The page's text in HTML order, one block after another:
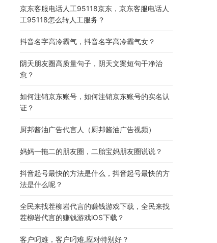
京东客服电话人工95118京东，京东客服电话人
工95118怎么转人工服务？
抖音名字高冷霸气，抖音名字高冷霸气女？
阴天朋友圈高质量句子，阴天文案短句干净治
愈？
如何注销京东账号，如何注销京东账号的实名认
证？
厨邦酱油广告代言人（厨邦酱油广告视频）
妈妈一拖二的朋友圈，二胎宝妈朋友圈说说？
抖音起号最快的方法是什么，抖音起号最快的方
法是什么呢？
全民来找茬柳岩代言的赚钱游戏下载，全民来找
茬柳岩代言的赚钱游戏iOS下载？
客户叼难，客户叼难,应对特别好？